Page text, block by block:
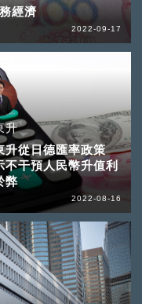
經濟
2022-09-17
升
升從日德匯率政策
不干預人民幣升值利
弊
2022-08-16